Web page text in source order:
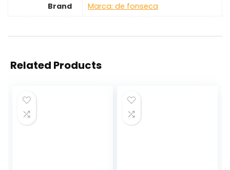
Brand Marca: de fonseca
Related Products